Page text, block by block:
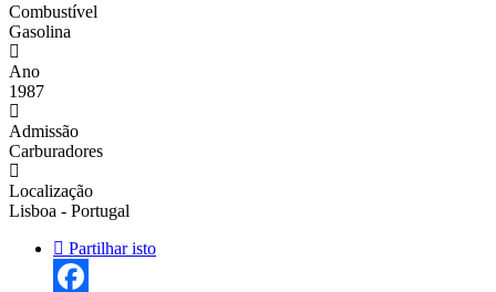
Combustível
Gasolina
Ano
1987
Admissão
Carburadores
Localização
Lisboa - Portugal
Partilhar isto